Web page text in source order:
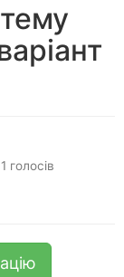
i
g
1 голосів